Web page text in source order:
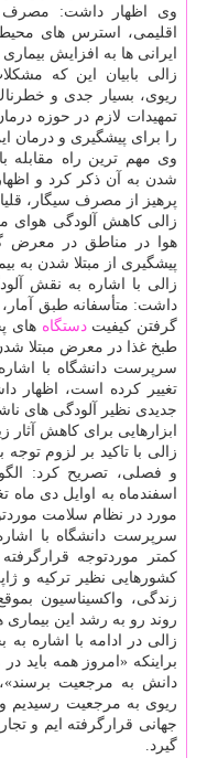
وی اظهار داشت: مصرف
اقلیمی، استرس های
ایرانی ها به افزایش
زالی بابیان این كه
ریوی، بسیار جدی و
تمهیدات لازم در حوزه
را برای پیشگیری و درمان
وی مهم ترین راه مقابله
شدن به آن ذكر كرد و
پرهیز از مصرف سیگار،
زالی كاهش آلودگی هوای
هوا در مناطق در معرض
پیشگیری از مبتلا شدن به
زالی با اشاره به نقش
داشت: متأسفانه طبق آمار، ۸۵ درصد از
گرفتن كیفیتدستگاه های
طبخ غذا در معرض مبتلا شدن
سرپرست دانشگاه با
تغییر كرده است، اظهار
جدیدی نظیر آلودگی های
ابزارهایی برای كاهش آثار
زالی با تاكید بر لزوم توجه
و فصلی، تصریح كرد:
اسفندماه به اوایل دی
مورد در نظام سلامت
سرپرست دانشگاه با
كمتر موردتوجه
كشورهایی نظیر تركیه و
زندگی، واكسیناسیون
روند رو به رشد این بیماری
زالی در ادامه با اشاره
براینكه «امروز همه
دانش به مرجعیت
ریوی به مرجعیت رسیدیم
جهانی قرارگرفته ایم و
گیرد.